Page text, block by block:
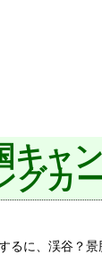
キャ
グカ
るに、渓谷？景